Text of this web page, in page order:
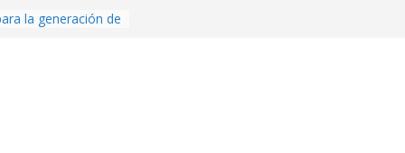
la generación de
con Inteligencia